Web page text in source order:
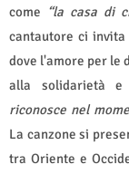
come “la casa di
cantautore ci
dove l'amore per le
alla solidarietà e
riconosce nel
La canzone si
tra Oriente e